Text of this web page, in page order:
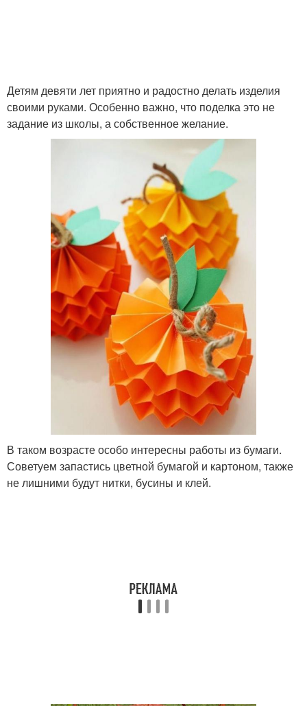
Детям девяти лет приятно и радостно делать изделия
своими руками. Особенно важно, что поделка это не
задание из школы, а собственное желание.
В таком возрасте особо интересны работы из бумаги.
Советуем запастись цветной бумагой и картоном, также
не лишними будут нитки, бусины и клей.